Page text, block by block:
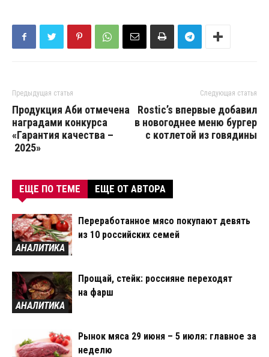
Предыдущая статья
Продукция Аби отмечена
наградами конкурса
«Гарантия качества –
2025»
Следующая статья
Rostic’s впервые добавил
в новогоднее меню бургер
с котлетой из говядины
ЕЩЕ ПО ТЕМЕ ЕЩЕ ОТ АВТОРА
АНАЛИТИКА
Переработанное мясо покупают девять
из 10 российских семей
АНАЛИТИКА
Прощай, стейк: россияне переходят
на фарш
Рынок мяса 29 июня – 5 июля: главное за
неделю